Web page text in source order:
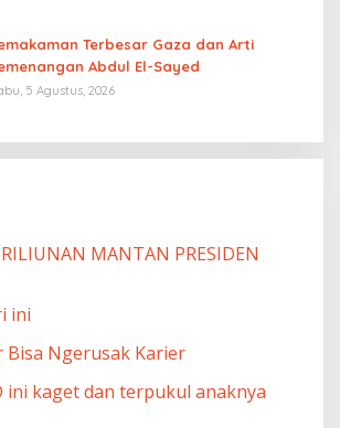
Terbesar Gaza dan Arti
Abdul El-Sayed
5 Agustus, 2026
MANTAN PRESIDEN
ini
Bisa Ngerusak Karier
ini kaget dan terpukul anaknya